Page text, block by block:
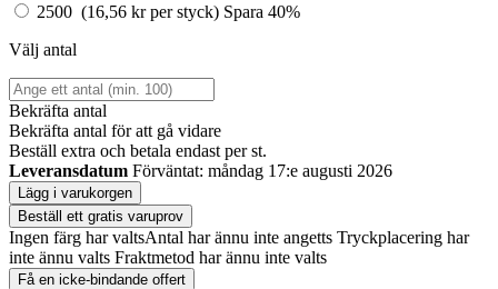
2500 (16,56 kr per styck) Spara 40%
Välj antal
Bekräfta antal
Bekräfta antal för att gå vidare
Beställ extra och betala endast per st.
Leveransdatum Förväntat: måndag 17:e augusti 2026
Lägg i varukorgen
Beställ ett gratis varuprov
Ingen färg har valtsAntal har ännu inte angetts Tryckplacering har
inte ännu valts Fraktmetod har ännu inte valts
Få en icke-bindande offert